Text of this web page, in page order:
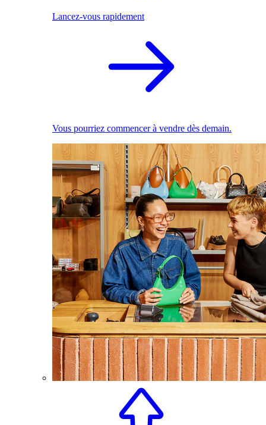
Lancez-vous rapidement
Vous pourriez commencer à vendre dès demain.